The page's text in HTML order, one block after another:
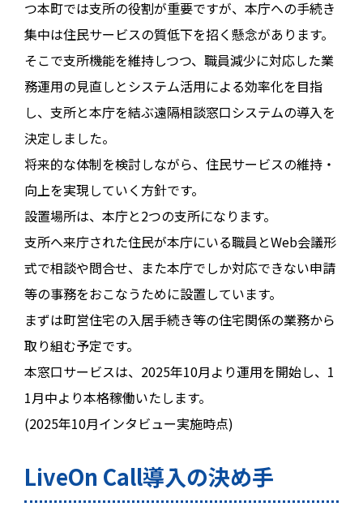
つ本町では支所の役割が重要ですが、本庁への手続き
集中は住民サービスの質低下を招く懸念があります。
そこで支所機能を維持しつつ、職員減少に対応した業
務運用の見直しとシステム活用による効率化を目指
し、支所と本庁を結ぶ遠隔相談窓口システムの導入を
決定しました。
将来的な体制を検討しながら、住民サービスの維持・
向上を実現していく方針です。
設置場所は、本庁と2つの支所になります。
支所へ来庁された住民が本庁にいる職員とWeb会議形
式で相談や問合せ、また本庁でしか対応できない申請
等の事務をおこなうために設置しています。
まずは町営住宅の入居手続き等の住宅関係の業務から
取り組む予定です。
本窓口サービスは、2025年10月より運用を開始し、1
1月中より本格稼働いたします。
(2025年10月インタビュー実施時点)
LiveOn Call導入の決め手